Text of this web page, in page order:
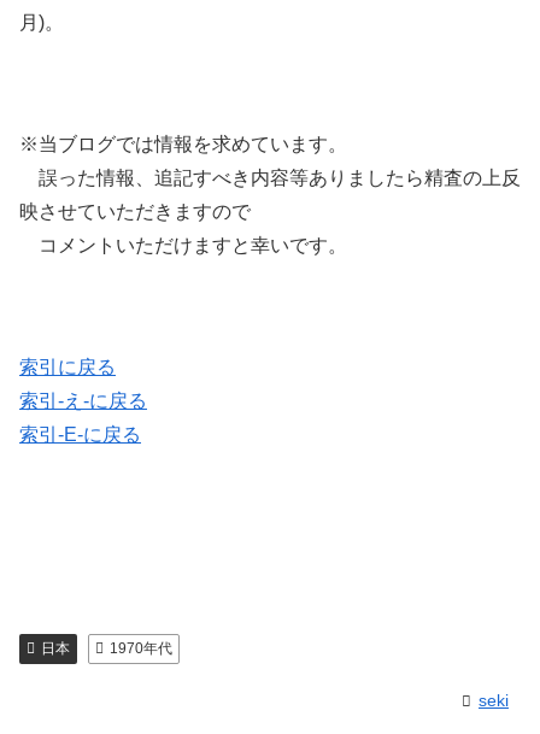
月)。
※当ブログでは情報を求めています。
誤った情報、追記すべき内容等ありましたら精査の上反
映させていただきますので
コメントいただけますと幸いです。
索引に戻る
索引-え-に戻る
索引-E-に戻る
日本 1970年代
seki